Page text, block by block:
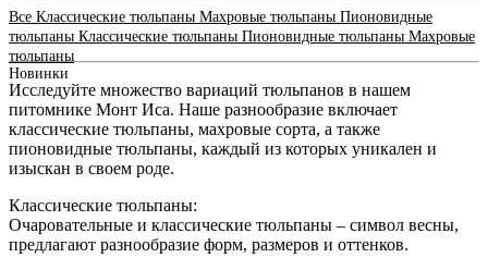
Все Классические тюльпаны Махровые тюльпаны Пионовидные
тюльпаны Классические тюльпаны Пионовидные тюльпаны Махровые
тюльпаны
Новинки
Исследуйте множество вариаций тюльпанов в нашем
питомнике Монт Иса. Наше разнообразие включает
классические тюльпаны, махровые сорта, а также
пионовидные тюльпаны, каждый из которых уникален и
изыскан в своем роде.
Классические тюльпаны:
Очаровательные и классические тюльпаны – символ весны,
предлагают разнообразие форм, размеров и оттенков.